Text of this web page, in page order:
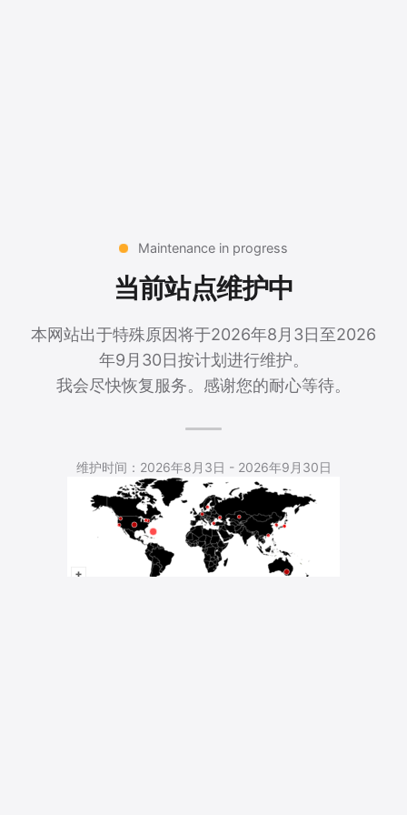
Maintenance in progress
当前站点维护中
本网站出于特殊原因将于2026年8月3日至2026
年9月30日按计划进行维护。
我会尽快恢复服务。感谢您的耐心等待。
维护时间：2026年8月3日 - 2026年9月30日
5,412 Total Pageviews